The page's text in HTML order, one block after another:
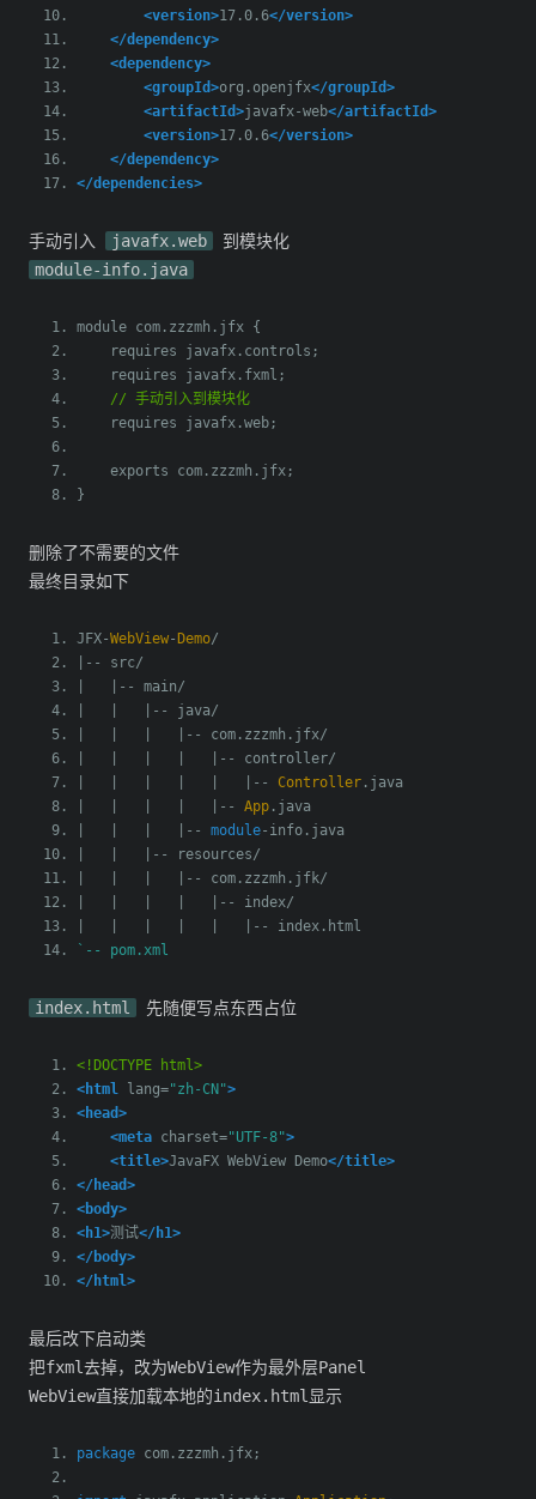
<version>17.0.6</version>
</dependency>
<dependency>
<groupId>org.openjfx</groupId>
<artifactId>javafx-web</artifactId>
<version>17.0.6</version>
</dependency>
</dependencies>
手动引入 javafx.web
到模块化
module-info.java
module com . zzzmh . jfx {
    requires javafx
. controls ;
    requires javafx
. fxml ;
// 手动引入到模块化
    requires javafx
.web ;
    exports com
. zzzmh . jfx ;
}
删除了不需要的文件
最终目录如下
JFX-WebView- Demo/
|--
src/
|-- main/
|-- java/
|-- com . zzzmh . jfx/
|-- controller/
|-- Controller . java
|-- App . java
|-- module- info . java
|-- resources/
|-- com . zzzmh . jfk/
|-- index/
|-- index . html
`-- pom.xml
index.html 先随便写点东西占位
<!DOCTYPE html>
<html
lang="zh-CN">
<head>
<meta charset="UTF-8">
<title>JavaFX WebView Demo</title>
</head>
<body>
<h1>测试</h1>
</body>
</html>
最后改下启动类
把fxml去掉，改为WebView作为最外层Panel
WebView直接加载本地的index.html显示
package com . zzzmh . jfx ;